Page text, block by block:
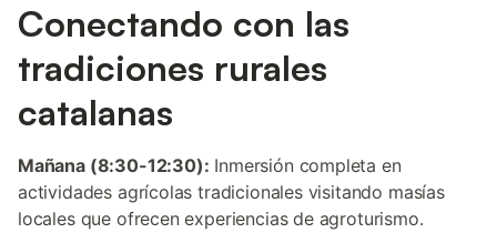
Conectando con las
tradiciones rurales
catalanas
Mañana (8:30-12:30): Inmersión completa en
actividades agrícolas tradicionales visitando masías
locales que ofrecen experiencias de agroturismo.